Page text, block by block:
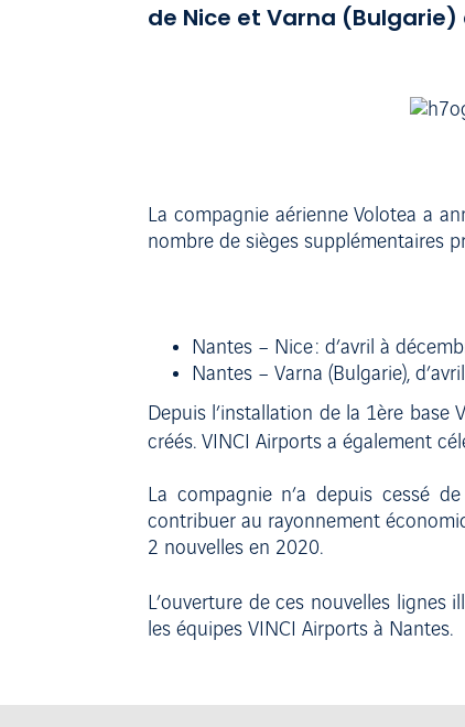
de Nice et Varna (Bulgarie)
La compagnie aérienne Volotea a
nombre de sièges supplémentaires
Nantes – Nice : d’avril à
Nantes – Varna (Bulgarie),
Depuis l’installation de la 1ère
créés. VINCI Airports a également
La compagnie n’a depuis cessé
contribuer au rayonnement
2 nouvelles en 2020.
L’ouverture de ces nouvelles
les équipes VINCI Airports à Nantes.